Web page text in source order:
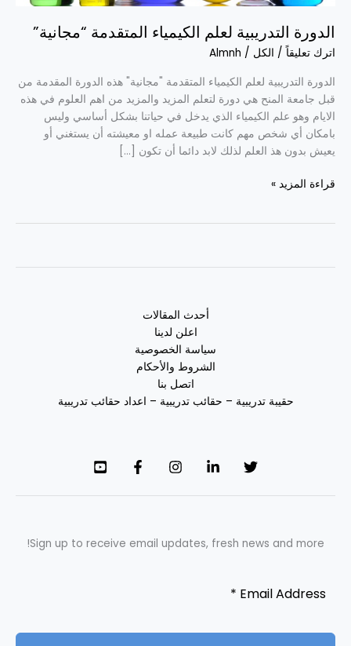
الدورة التدريبية لعلم الكيمياء المتقدمة “مجانية”
اترك تعليقاً / الكل /
Almnh
الدورة التدريبية لعلم الكيمياء المتقدمة "مجانية" هذه الدورة المقدمة من
قبل جامعة المنح هي دورة لتعلم المزيد والمزيد من اهم العلوم في هذه
الايام وهو علم الكيمياء الذي يدخل في حياتنا بشكل أساسي وليس
بامكان أي شخص مهم كانت طبيعة عمله او معيشته أن يستغني أو
يعيش بدون هذ العلم لذلك لابد دائما أن تكون […]
قراءة المزيد »
أحدث المقالات
اعلن لدينا
سياسة الخصوصية
الشروط والأحكام
اتصل بنا
حقيبة تدريبية – حقائب تدريبية – اعداد حقائب تدريبية
Sign up to receive email updates, fresh news and more!